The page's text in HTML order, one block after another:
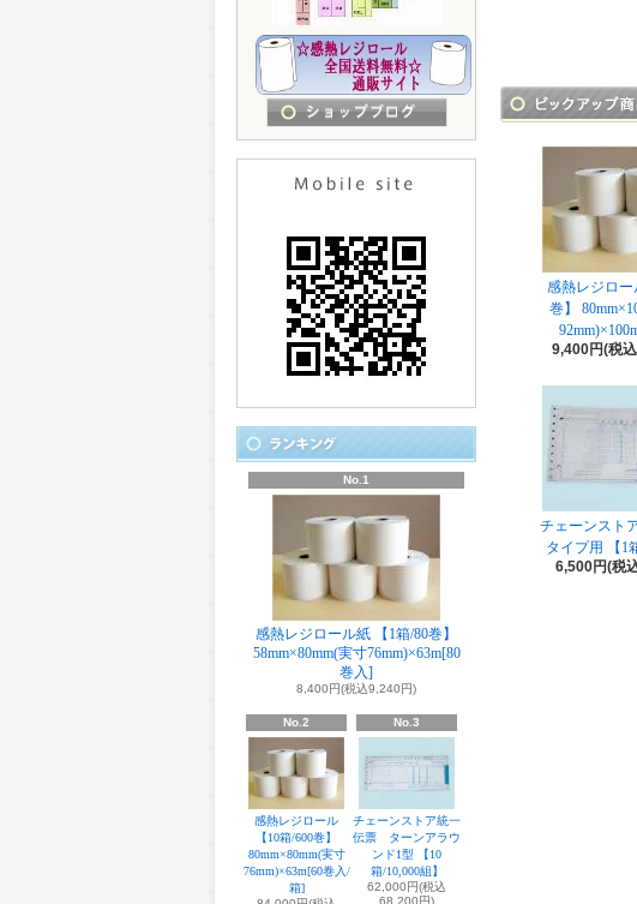
No.1
感熱レジロール紙 【1箱/80巻】
58mm×80mm(実寸76mm)×63m[80
巻入]
8,400円(税込9,240円)
No.2
感熱レジロール
【10箱/600巻】
80mm×80mm(実寸
76mm)×63m[60巻入/
箱]
No.3
チェーンストア統一
伝票 ターンアラウ
ンド1型 【10
箱/10,000組】
62,000円(税込
68,200円)
感熱レジロー
巻】
9,400円(税
チェーンスト
タイプ用 【1
6,500円(税